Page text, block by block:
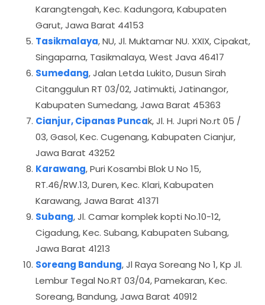
Karangtengah, Kec. Kadungora, Kabupaten
Garut, Jawa Barat 44153
Tasikmalaya, NU, Jl. Muktamar NU. XXIX, Cipakat,
Singaparna, Tasikmalaya, West Java 46417
Sumedang, Jalan Letda Lukito, Dusun Sirah
Citanggulun RT 03/02, Jatimukti, Jatinangor,
Kabupaten Sumedang, Jawa Barat 45363
Cianjur, Cipanas Puncak, Jl. H. Jupri No.rt 05 /
03, Gasol, Kec. Cugenang, Kabupaten Cianjur,
Jawa Barat 43252
Karawang, Puri Kosambi Blok U No 15,
RT.46/RW.13, Duren, Kec. Klari, Kabupaten
Karawang, Jawa Barat 41371
Subang, Jl. Camar komplek kopti No.10-12,
Cigadung, Kec. Subang, Kabupaten Subang,
Jawa Barat 41213
Soreang Bandung, Jl Raya Soreang No 1, Kp Jl.
Lembur Tegal No.RT 03/04, Pamekaran, Kec.
Soreang, Bandung, Jawa Barat 40912